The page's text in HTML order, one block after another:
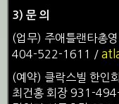
3) 문 의
(업무) 주애틀랜타총
404-522-1611 /
(예약) 클락스빌 한인회
최건홍 회장 931-